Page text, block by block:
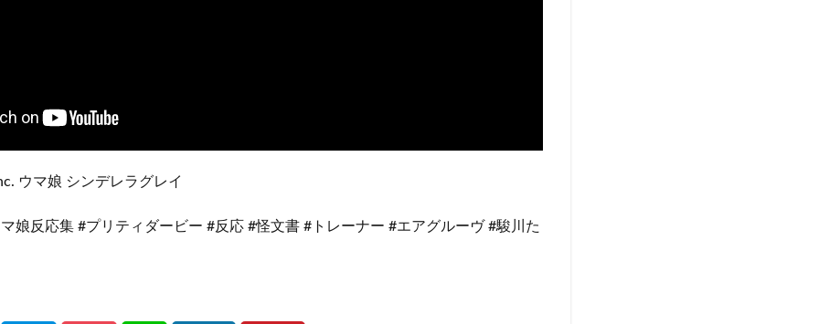
ウマ娘 シンデレラグレイ
娘反応集 #プリティダービー #反応 #怪文書 #トレーナー #エアグルーヴ #駿川た